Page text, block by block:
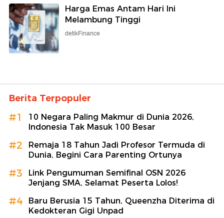
Harga Emas Antam Hari Ini
Melambung Tinggi
detikFinance
Berita Terpopuler
#1
10 Negara Paling Makmur di Dunia 2026,
Indonesia Tak Masuk 100 Besar
#2
Remaja 18 Tahun Jadi Profesor Termuda di
Dunia, Begini Cara Parenting Ortunya
#3
Link Pengumuman Semifinal OSN 2026
Jenjang SMA, Selamat Peserta Lolos!
#4
Baru Berusia 15 Tahun, Queenzha Diterima di
Kedokteran Gigi Unpad